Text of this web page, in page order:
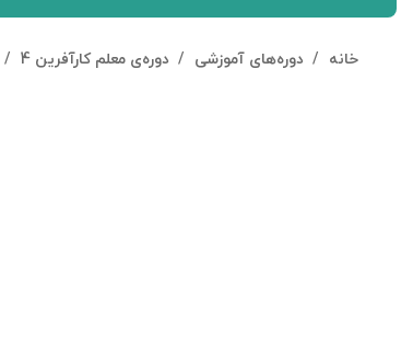
خانه دوره‌های آموزشی دوره‌ی معلم کارآفرین 4